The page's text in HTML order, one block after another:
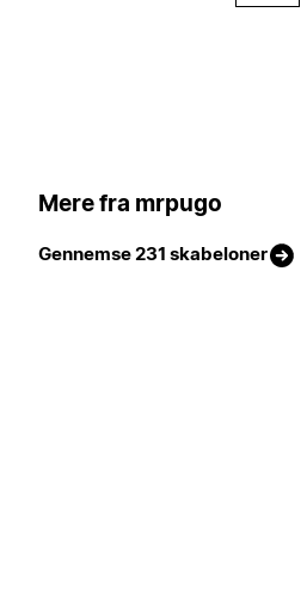
Mere fra mrpugo
Gennemse 231 skabeloner